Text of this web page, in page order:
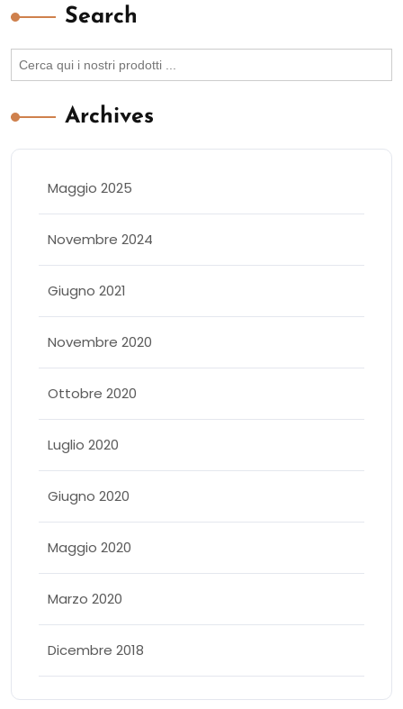
Search
Search
for:
Archives
Maggio 2025
Novembre 2024
Giugno 2021
Novembre 2020
Ottobre 2020
Luglio 2020
Giugno 2020
Maggio 2020
Marzo 2020
Dicembre 2018